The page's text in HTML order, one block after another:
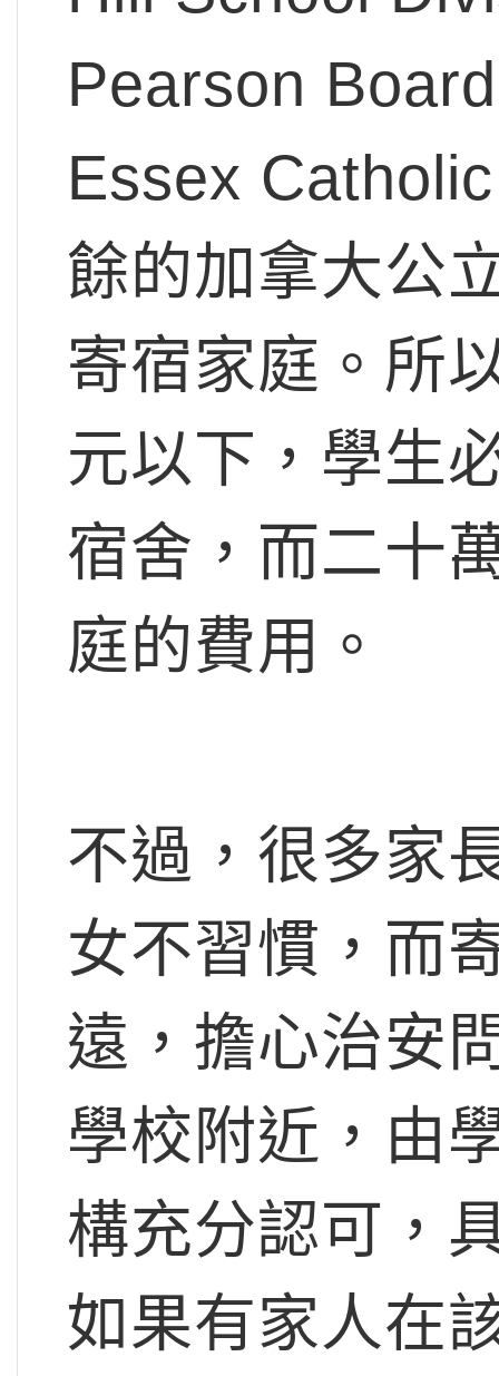
Pearson
Essex
餘的加拿大公
寄宿家庭。所
元以下，學生
宿舍，而二十
庭的費用。
不過，很多家
女不習慣，而
遠，擔心治安
學校附近，由
構充分認可，
如果有家人在